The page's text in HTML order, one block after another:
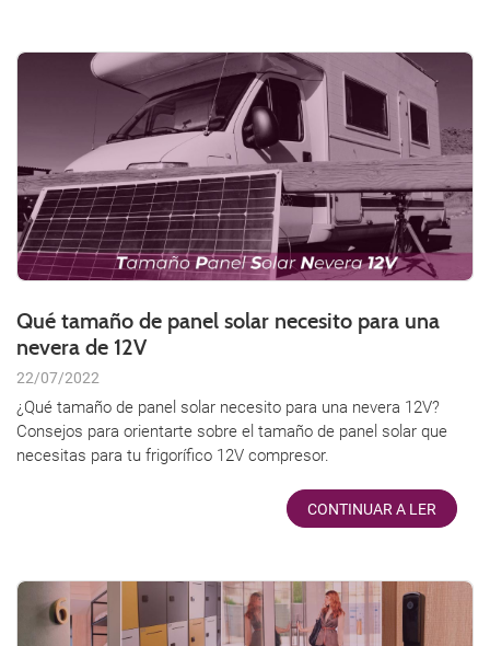
Qué tamaño de panel solar necesito para una
nevera de 12V
22/07/2022
¿Qué tamaño de panel solar necesito para una nevera 12V?
Consejos para orientarte sobre el tamaño de panel solar que
necesitas para tu frigorífico 12V compresor.
CONTINUAR A LER